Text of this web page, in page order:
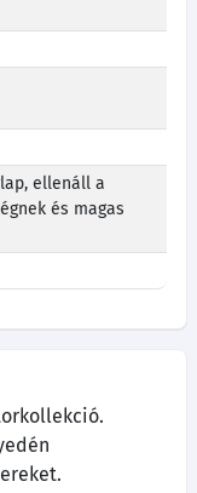
ellenáll a
és magas